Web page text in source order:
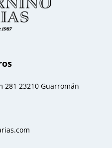
281 23210 Guarromán